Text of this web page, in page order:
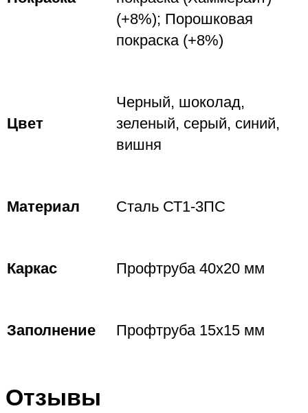
(+8%); Порошковая
покраска (+8%)
Цвет
Черный, шоколад,
зеленый, серый, синий,
вишня
Материал Сталь СТ1-3ПС
Каркас Профтруба 40х20 мм
Заполнение Профтруба 15х15 мм
Отзывы